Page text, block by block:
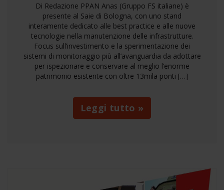
Di Redazione PPAN Anas (Gruppo FS italiane) è
presente al Saie di Bologna, con uno stand
interamente dedicato alle best practice e alle nuove
tecnologie nella manutenzione delle infrastrutture.
Focus sull’investimento e la sperimentazione dei
sistemi di monitoraggio più all’avanguardia da adottare
per ispezionare e conservare al meglio l’enorme
patrimonio esistente con oltre 13mila ponti […]
Leggi tutto »